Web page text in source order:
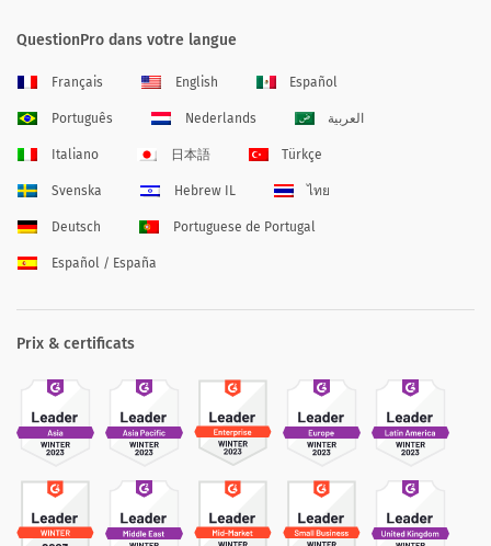
QuestionPro dans votre langue
Français English Español
Português Nederlands العربية
Italiano 日本語 Türkçe
Svenska Hebrew IL ไทย
Deutsch Portuguese de Portugal
Español / España
Prix & certificats